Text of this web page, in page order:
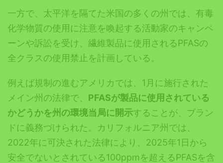
一方で、太平洋を隔てた米国の多くの州では、有毒
化学物質の使用に注意を喚起する活動家のキャンペ
ーンや訴訟を受け、繊維製品に使用されるPFASの
全クラスの使用禁止を計画している。
例えば規制の進むアメリカでは、1月に施行された
メイン州の法律で、 PFASが製品に使用されている
かどうかを州の環境当局に開示することが、ブラン
ドに義務づけられた。カリフォルニア州では、
2022年に可決された法律により、2025年1日から
安全でないとされている100ppmを超えるPFASを含